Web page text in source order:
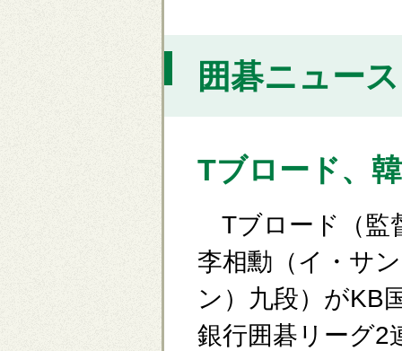
囲碁ニュー
Tブロード、
Tブロード（監
李相勳（イ・サ
ン）九段）がKB
銀行囲碁リーグ2